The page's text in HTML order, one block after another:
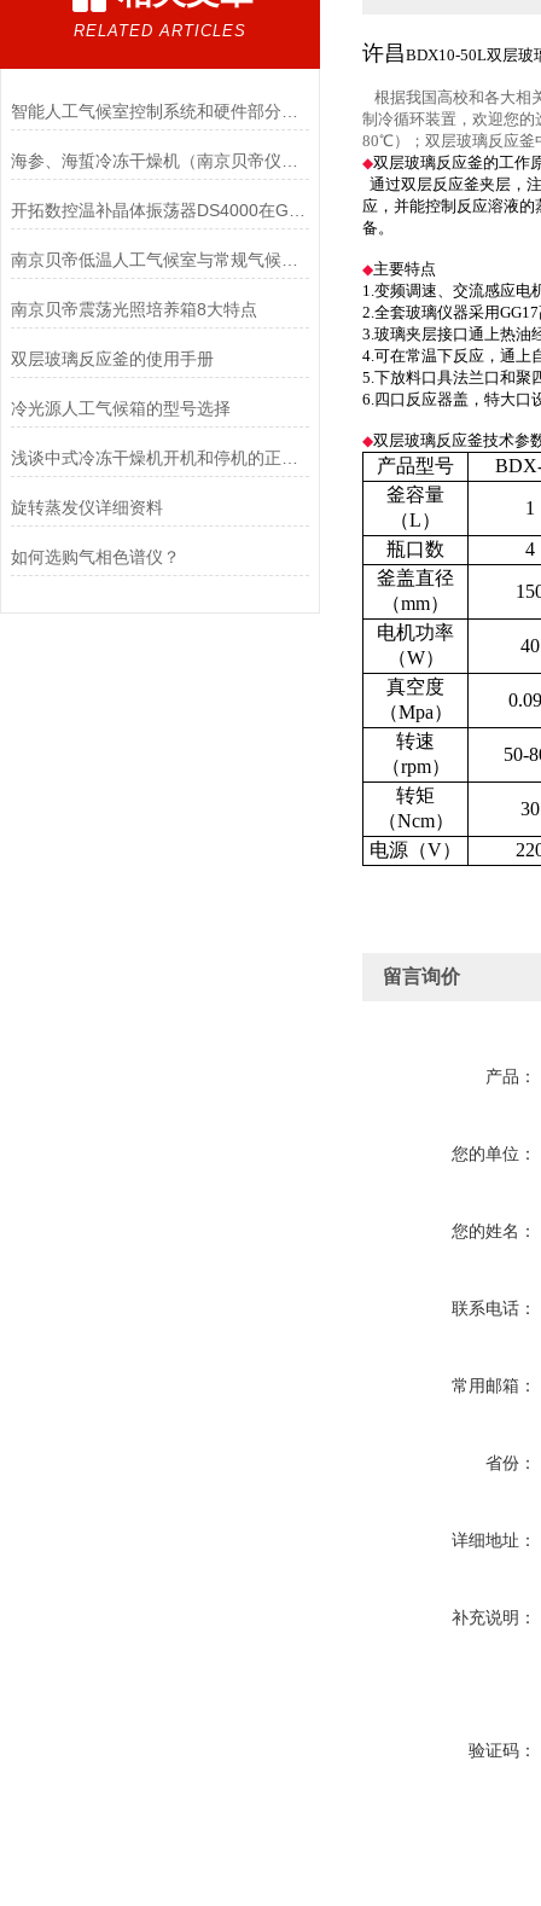
RELATED ARTICLES
南京贝帝震荡光照培养箱8大特点
双层玻璃反应釜的使用手册
冷光源人工气候箱的型号选择
旋转蒸发仪详细资料
如何选购气相色谱仪？
许昌BDX10-50L双层玻
根据我国高校和各大相
制冷循环装置，欢迎您
80℃）；双层玻璃反应釜
◆双层玻璃反应釜的工作
通过双层反应釜夹层，
应，并能控制反应溶液
备。
◆主要特点
1.变频调速、交流感应电
2.全套玻璃仪器采用
3.玻璃夹层接口通上热油
4.可在常温下反应，通上
5.下放料口具法兰口和聚
6.四口反应器盖，特大口
◆双层玻璃反应釜技术参
产品型号
釜容量
（L）
1
瓶口数
4
釜盖直径
（mm）
电机功率
（W）
40
真空度
（Mpa）
转速
（rpm）
50-
转矩
（Ncm）
30
电源（V）
留言询价
产品：
您的单位：
您的姓名：
联系电话：
常用邮箱：
省份：
详细地址：
补充说明：
验证码：